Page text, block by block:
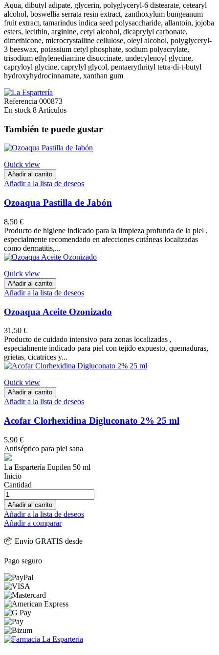
Aqua, dibutyl adipate, glycerin, polyglyceryl-6 distearate, cetearyl
alcohol, boswellia serrata resin extract, zanthoxylum bungeanum
fruit extract, tamarindus indica seed polysaccharide, allantoin, jojoba
esters, lecithin, arginine, cetyl alcohol, dicaprylyl carbonate,
dimethicone, microcrystalline cellulose, oleyl alcohol, polyglyceryl-
3 beeswax, potassium cetyl phosphate, sodium polyacrylate,
trisodium ethylenediamine disuccinate, undecylenoyl glycine,
capryloyl glycine, caprylyl glycol, pentaerythrityl tetra-di-t-butyl
hydroxyhydrocinnamate, xanthan gum
Referencia 000873
En stock 8 Artículos
También te puede gustar
Quick view
Añadir al carrito
Añadir a la lista de deseos
Ozoaqua Pastilla de Jabón
8,50 €
Producto de higiene indicado para la limpieza profunda de la piel ,
especialmente recomendado en afecciones cutáneas localizadas
como dermatitis,...
Quick view
Añadir al carrito
Añadir a la lista de deseos
Ozoaqua Aceite Ozonizado
31,50 €
Producto de cuidado intensivo para zonas localizadas ,
especialmente indicado para piel con tejido expuesto, quemaduras,
grietas, cicatrices y...
Quick view
Añadir al carrito
Añadir a la lista de deseos
Acofar Clorhexidina Digluconato 2% 25 ml
5,90 €
Antiséptico para piel sana
La Espartería Eupilen 50 ml
Inicio
Cantidad
Añadir al carrito
Añadir a la lista de deseos
Añadir a comparar
📦 Envío GRATIS desde
Pago seguro